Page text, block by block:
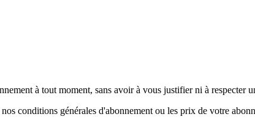
à tout moment, sans avoir à vous justifier ni à respecter
conditions générales d'abonnement ou les prix de votre